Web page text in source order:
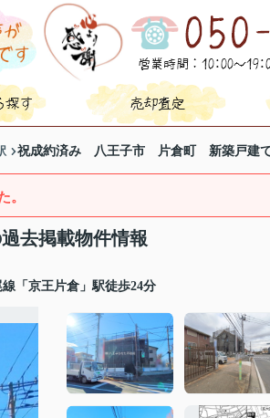
祝成約済み 八王子市 片倉町 新築戸建
。
去掲載物件情報
「京王片倉」駅徒歩24分